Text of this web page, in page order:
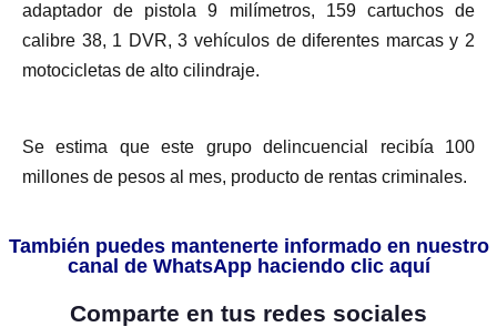
adaptador de pistola 9 milímetros, 159 cartuchos de
calibre 38, 1 DVR, 3 vehículos de diferentes marcas y 2
motocicletas de alto cilindraje.
Se estima que este grupo delincuencial recibía 100
millones de pesos al mes, producto de rentas criminales.
También puedes mantenerte informado en nuestro
canal de WhatsApp haciendo clic aquí
Comparte en tus redes sociales